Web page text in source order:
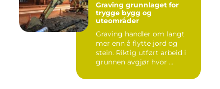
Graving grunnlaget for
trygge bygg og
uteområder
Graving handler om langt
mer enn å flytte jord og
stein. Riktig utført arbeid i
grunnen avgjør hvor ...